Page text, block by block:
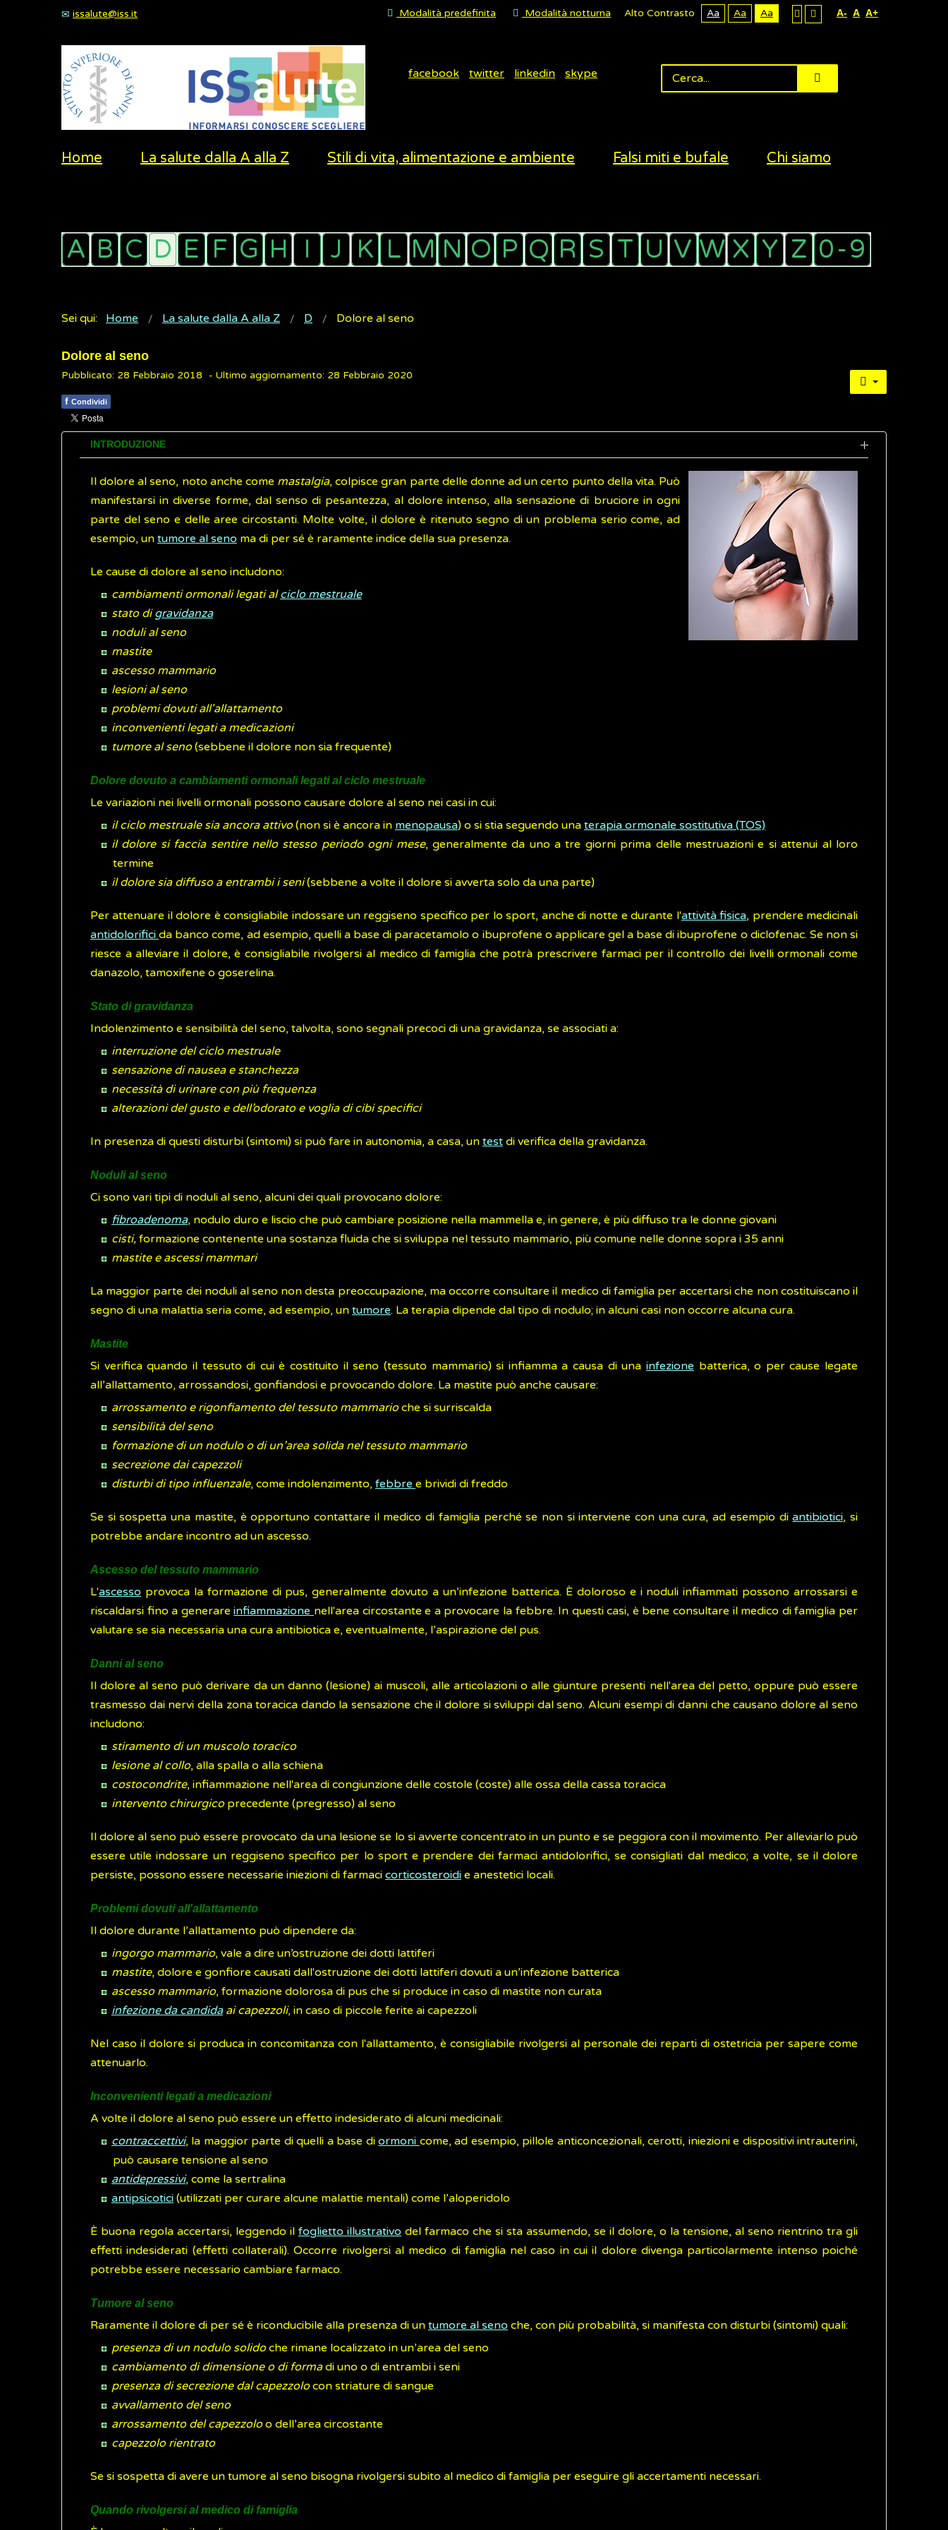
issalute@iss.it Modalità predefinita Modalità notturna Alto Contrasto Aa Aa Aa A- A A+
facebook twitter linkedin skype
Home La salute dalla A alla Z Stili di vita, alimentazione e ambiente Falsi miti e bufale Chi siamo
Sei qui: Home La salute dalla A alla Z D Dolore al seno
Dolore al seno
Pubblicato: 28 Febbraio 2018 - Ultimo aggiornamento: 28 Febbraio 2020
f Condividi
INTRODUZIONE
Il dolore al seno, noto anche come mastalgia, colpisce gran parte delle donne ad un certo punto della vita. Può
manifestarsi in diverse forme, dal senso di pesantezza, al dolore intenso, alla sensazione di bruciore in ogni
parte del seno e delle aree circostanti. Molte volte, il dolore è ritenuto segno di un problema serio come, ad
esempio, un tumore al seno ma di per sé è raramente indice della sua presenza.
Le cause di dolore al seno includono:
cambiamenti ormonali legati alciclo mestruale
stato digravidanza
noduli al seno
mastite
ascesso mammario
lesioni al seno
problemi dovuti all'allattamento
inconvenienti legati a medicazioni
tumore al seno(sebbene il dolore non sia frequente)
Dolore dovuto a cambiamenti ormonali legati al ciclo mestruale
Le variazioni nei livelli ormonali possono causare dolore al seno nei casi in cui:
il ciclo mestruale sia ancora attivo(non si è ancora in menopausa) o si stia seguendo una terapia ormonale sostitutiva (TOS)
il dolore si faccia sentire nello stesso periodo ogni mese, generalmente da uno a tre giorni prima delle mestruazioni e si attenui al loro
termine
il dolore sia diffuso a entrambi i seni(sebbene a volte il dolore si avverta solo da una parte)
Per attenuare il dolore è consigliabile indossare un reggiseno specifico per lo sport, anche di notte e durante l'attività fisica, prendere medicinali
antidolorificida banco come, ad esempio, quelli a base di paracetamolo o ibuprofene o applicare gel a base di ibuprofene o diclofenac. Se non si
riesce a alleviare il dolore, è consigliabile rivolgersi al medico di famiglia che potrà prescrivere farmaci per il controllo dei livelli ormonali come
danazolo, tamoxifene o goserelina.
Stato di gravidanza
Indolenzimento e sensibilità del seno, talvolta, sono segnali precoci di una gravidanza, se associati a:
interruzione del ciclo mestruale
sensazione di nausea e stanchezza
necessità di urinare con più frequenza
alterazioni del gusto e dell’odorato e voglia di cibi specifici
In presenza di questi disturbi (sintomi) si può fare in autonomia, a casa, un test di verifica della gravidanza.
Noduli al seno
Ci sono vari tipi di noduli al seno, alcuni dei quali provocano dolore:
fibroadenoma, nodulo duro e liscio che può cambiare posizione nella mammella e, in genere, è più diffuso tra le donne giovani
cisti, formazione contenente una sostanza fluida che si sviluppa nel tessuto mammario, più comune nelle donne sopra i 35 anni
mastitee ascessi mammari
La maggior parte dei noduli al seno non desta preoccupazione, ma occorre consultare il medico di famiglia per accertarsi che non costituiscano il
segno di una malattia seria come, ad esempio, un tumore. La terapia dipende dal tipo di nodulo; in alcuni casi non occorre alcuna cura.
Mastite
Si verifica quando il tessuto di cui è costituito il seno (tessuto mammario) si infiamma a causa di una infezione batterica, o per cause legate
all’allattamento, arrossandosi, gonfiandosi e provocando dolore. La mastite può anche causare:
arrossamento e rigonfiamento del tessuto mammarioche si surriscalda
sensibilità del seno
formazione di un nodulo o di un’area solida nel tessuto mammario
secrezione dai capezzoli
disturbi di tipo influenzale, come indolenzimento, febbre e brividi di freddo
Se si sospetta una mastite, è opportuno contattare il medico di famiglia perché se non si interviene con una cura, ad esempio diantibiotici, si
potrebbe andare incontro ad un ascesso.
Ascesso del tessuto mammario
L'ascesso provoca la formazione di pus, generalmente dovuto a un’infezione batterica. È doloroso e i noduli infiammati possono arrossarsi e
riscaldarsi fino a generareinfiammazione nell'area circostante e a provocare la febbre. In questi casi, è bene consultare il medico di famiglia per
valutare se sia necessaria una cura antibiotica e, eventualmente, l’aspirazione del pus.
Danni al seno
Il dolore al seno può derivare da un danno (lesione) ai muscoli, alle articolazioni o alle giunture presenti nell'area del petto, oppure può essere
trasmesso dai nervi della zona toracica dando la sensazione che il dolore si sviluppi dal seno. Alcuni esempi di danni che causano dolore al seno
includono:
stiramento di un muscolo toracico
lesione al collo, alla spalla o alla schiena
costocondrite, infiammazione nell'area di congiunzione delle costole (coste) alle ossa della cassa toracica
intervento chirurgicoprecedente (pregresso) al seno
Il dolore al seno può essere provocato da una lesione se lo si avverte concentrato in un punto e se peggiora con il movimento. Per alleviarlo può
essere utile indossare un reggiseno specifico per lo sport e prendere dei farmaci antidolorifici, se consigliati dal medico; a volte, se il dolore
persiste, possono essere necessarie iniezioni di farmaci corticosteroidi e anestetici locali.
Problemi dovuti all'allattamento
Il dolore durante l’allattamento può dipendere da:
ingorgo mammario, vale a dire un’ostruzione dei dotti lattiferi
mastite, dolore e gonfiore causati dall'ostruzione dei dotti lattiferi dovuti a un’infezione batterica
ascesso mammario, formazione dolorosa di pus che si produce in caso di mastite non curata
infezione da candidaai capezzoli, in caso di piccole ferite ai capezzoli
Nel caso il dolore si produca in concomitanza con l'allattamento, è consigliabile rivolgersi al personale dei reparti di ostetricia per sapere come
attenuarlo.
Inconvenienti legati a medicazioni
A volte il dolore al seno può essere un effetto indesiderato di alcuni medicinali:
contraccettivi, la maggior parte di quelli a base diormoni come, ad esempio, pillole anticoncezionali, cerotti, iniezioni e dispositivi intrauterini,
può causare tensione al seno
antidepressivi, come la sertralina
antipsicotici (utilizzati per curare alcune malattie mentali) come l’aloperidolo
È buona regola accertarsi, leggendo il foglietto illustrativo del farmaco che si sta assumendo, se il dolore, o la tensione, al seno rientrino tra gli
effetti indesiderati (effetti collaterali). Occorre rivolgersi al medico di famiglia nel caso in cui il dolore divenga particolarmente intenso poiché
potrebbe essere necessario cambiare farmaco.
Tumore al seno
Raramente il dolore di per sé è riconducibile alla presenza di un tumore al seno che, con più probabilità, si manifesta con disturbi (sintomi) quali:
presenza di un nodulo solidoche rimane localizzato in un’area del seno
cambiamento di dimensione o di formadi uno o di entrambi i seni
presenza di secrezione dal capezzolocon striature di sangue
avvallamento del seno
arrossamento del capezzoloo dell’area circostante
capezzolo rientrato
Se si sospetta di avere un tumore al seno bisogna rivolgersi subito al medico di famiglia per eseguire gli accertamenti necessari.
Quando rivolgersi al medico di famiglia